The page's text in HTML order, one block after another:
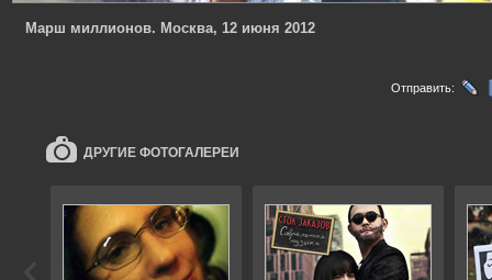
Марш миллионов. Москва, 12 июня 2012
Отправить:
ДРУГИЕ ФОТОГАЛЕРЕИ